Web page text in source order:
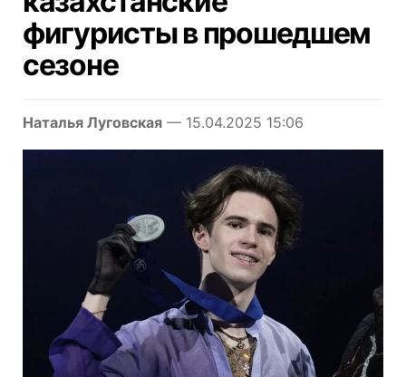
фигуристы в прошедшем
сезоне
Наталья Луговская — 15.04.2025 15:06